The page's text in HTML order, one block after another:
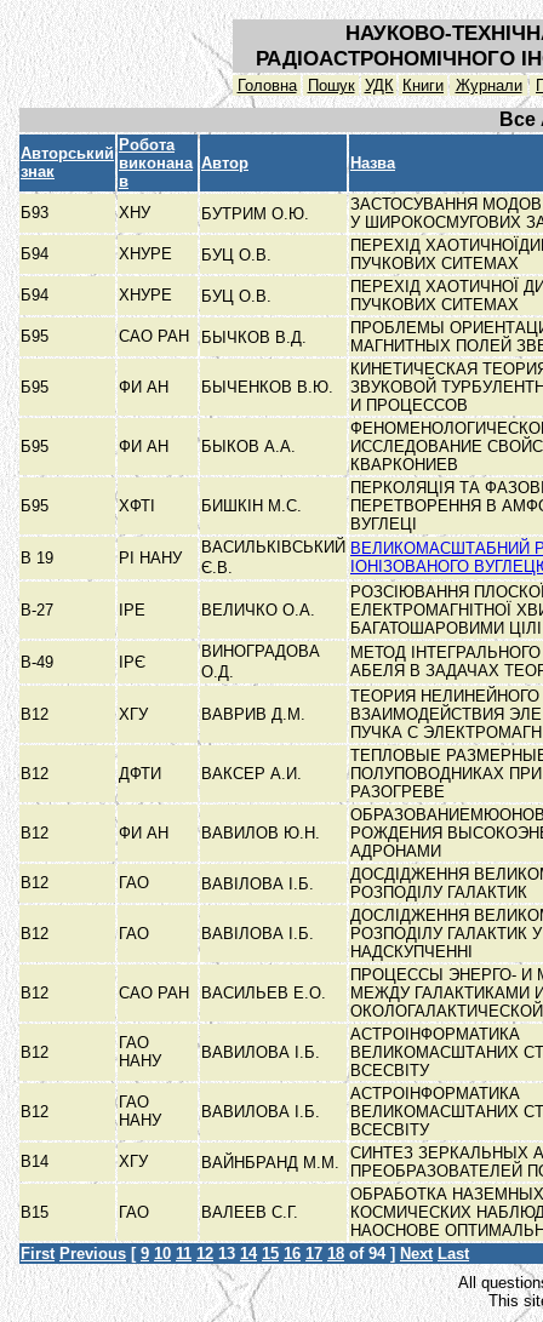
НАУКОВО-
РАДІОАСТРОНОМІЧНОГО
Головна Пошук УДК Книги Журнали
Все
Авторський
знак
Робота
виконана
в
Автор Назва
Б93 ХНУ БУТРИМ О.Ю.
ЗАСТОСУВАННЯ
У ШИРОКОСМУГОВИХ
Б94
ХНУРЕ БУЦ О.В.
ПЕРЕХІД
ПУЧКОВИХ СИТЕМАХ
Б94
ХНУРЕ БУЦ О.В.
ПЕРЕХІД ХАОТИЧНОЇ
ПУЧКОВИХ СИТЕМАХ
Б95
САО РАН БЫЧКОВ В.Д.
ПРОБЛЕМЫ
МАГНИТНЫХ ПОЛЕЙ
Б95 ФИ АН БЫЧЕНКОВ В.Ю.
КИНЕТИЧЕСКАЯ
ЗВУКОВОЙ
И ПРОЦЕССОВ
Б95 ФИ АН БЫКОВ А.А.
ИССЛЕДОВАНИЕ
КВАРКОНИЕВ
Б95 ХФТІ БИШКІН М.С.
ПЕРКОЛЯЦІЯ ТА
ПЕРЕТВОРЕННЯ В
ВУГЛЕЦІ
В 19
РІ НАНУ
ВАСИЛЬКІВСЬКИЙ
Є.В.
ВЕЛИКОМАСШТАБНИЙ
ІОНІЗОВАНОГО
В-27 ІРЕ ВЕЛИЧКО О.А.
РОЗСІЮВАННЯ
ЕЛЕКТРОМАГНІТНОЇ
БАГАТОШАРОВИМИ
В-49
ІРЄ
ВИНОГРАДОВА
О.Д.
МЕТОД
АБЕЛЯ В ЗАДАЧАХ
В12 ХГУ ВАВРИВ Д.М.
ТЕОРИЯ НЕЛИНЕЙНОГО
ВЗАИМОДЕЙСТВИЯ
ПУЧКА С
В12 ДФТИ ВАКСЕР А.И.
ТЕПЛОВЫЕ
ПОЛУПОВОДНИКАХ
РАЗОГРЕВЕ
В12 ФИ АН ВАВИЛОВ Ю.Н.
РОЖДЕНИЯ
АДРОНАМИ
В12
ГАО ВАВІЛОВА І.Б.
ДОСДІДЖЕННЯ
РОЗПОДІЛУ ГАЛАКТИК
В12 ГАО ВАВІЛОВА І.Б.
ДОСЛІДЖЕННЯ
РОЗПОДІЛУ ГАЛАКТИК
НАДСКУПЧЕННІ
В12 САО РАН ВАСИЛЬЕВ Е.О.
ПРОЦЕССЫ ЭНЕРГО- И
МЕЖДУ ГАЛАКТИКАМИ
В12
ГАО
НАНУ
ВАВИЛОВА І.Б.
АСТРОІНФОРМАТИКА
ВЕЛИКОМАСШТАНИХ
ВСЕСВІТУ
В12
ГАО
НАНУ
ВАВИЛОВА І.Б.
АСТРОІНФОРМАТИКА
ВЕЛИКОМАСШТАНИХ
ВСЕСВІТУ
В14
ХГУ ВАЙНБРАНД М.М.
СИНТЕЗ ЗЕРКАЛЬНЫХ
ПРЕОБРАЗОВАТЕЛЕЙ
В15 ГАО ВАЛЕЕВ С.Г.
ОБРАБОТКА
КОСМИЧЕСКИХ
НАОСНОВЕ
First Previous [ 9 10 11 12 13 14 15 16 17 18 of 94 ] Next Last
All
This